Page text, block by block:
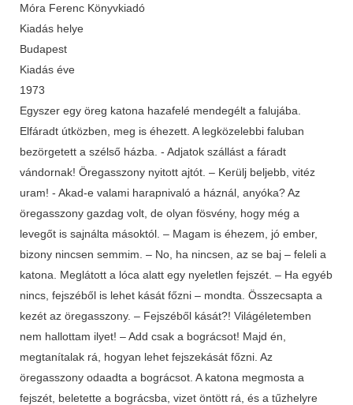
Móra Ferenc Könyvkiadó
Kiadás helye
Budapest
Kiadás éve
1973
Egyszer egy öreg katona hazafelé mendegélt a falujába.
Elfáradt útközben, meg is éhezett. A legközelebbi faluban
bezörgetett a szélső házba. - Adjatok szállást a fáradt
vándornak! Öregasszony nyitott ajtót. – Kerülj beljebb, vitéz
uram! - Akad-e valami harapnivaló a háznál, anyóka? Az
öregasszony gazdag volt, de olyan fösvény, hogy még a
levegőt is sajnálta másoktól. – Magam is éhezem, jó ember,
bizony nincsen semmim. – No, ha nincsen, az se baj – feleli a
katona. Meglátott a lóca alatt egy nyeletlen fejszét. – Ha egyéb
nincs, fejszéből is lehet kását főzni – mondta. Összecsapta a
kezét az öregasszony. – Fejszéből kását?! Világéletemben
nem hallottam ilyet! – Add csak a bográcsot! Majd én,
megtanítalak rá, hogyan lehet fejszekását főzni. Az
öregasszony odaadta a bográcsot. A katona megmosta a
fejszét, beletette a bográcsba, vizet öntött rá, és a tűzhelyre